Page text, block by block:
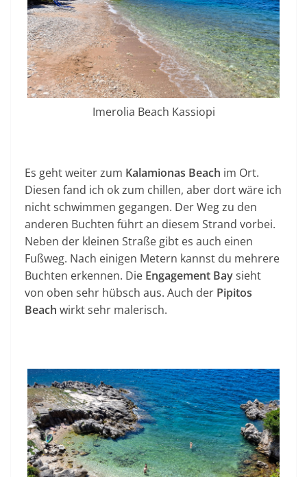
Imerolia Beach Kassiopi
Es geht weiter zum Kalamionas Beach im Ort.
Diesen fand ich ok zum chillen, aber dort wäre ich
nicht schwimmen gegangen. Der Weg zu den
anderen Buchten führt an diesem Strand vorbei.
Neben der kleinen Straße gibt es auch einen
Fußweg. Nach einigen Metern kannst du mehrere
Buchten erkennen. Die Engagement Baysieht
von oben sehr hübsch aus. Auch der Pipitos
Beach wirkt sehr malerisch.